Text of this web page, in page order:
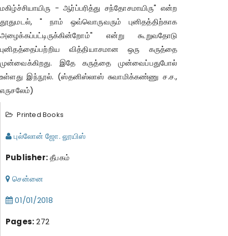
மகிழ்ச்சியாயிரு - ஆர்ப்பரித்து சந்தோசமாயிரு" என்ற
தூதுமடல், " நாம் ஒவ்வொருவரும் புனிதத்திற்காக
அழைக்கப்பட்டிருக்கின்றோம்" என்று கூறுவதோடு
புனிதத்தைப்பற்றிய வித்தியாசமான ஒரு கருத்தை
முன்வைக்கிறது. இதே கருத்தை முன்வைப்பதுபோல்
உள்ளது இந்நூல். (ஸ்தனிஸ்லாஸ் சுவாமிக்கண்ணு ச.ச.,
எருசலேம்)
Printed Books
புல்லோன் ஜோ. லூயிஸ்
Publisher:தீபகம்
சென்னை
01/01/2018
Pages:272